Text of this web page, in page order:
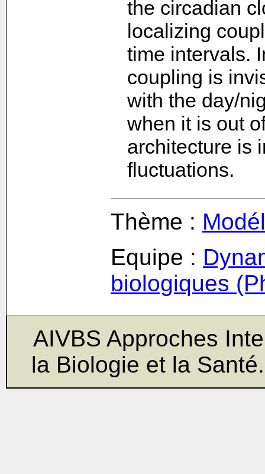
the circadian
localizing
time intervals.
coupling is
with the day/
when it is out
architecture is
fluctuations.
Thème :
Equipe :
biologiques
AIVBS Approches
la Biologie et la